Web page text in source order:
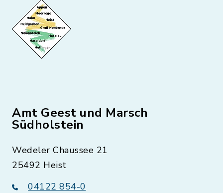
Amt Geest und Marsch
Südholstein
Wedeler Chaussee 21
25492 Heist
04122 854-0